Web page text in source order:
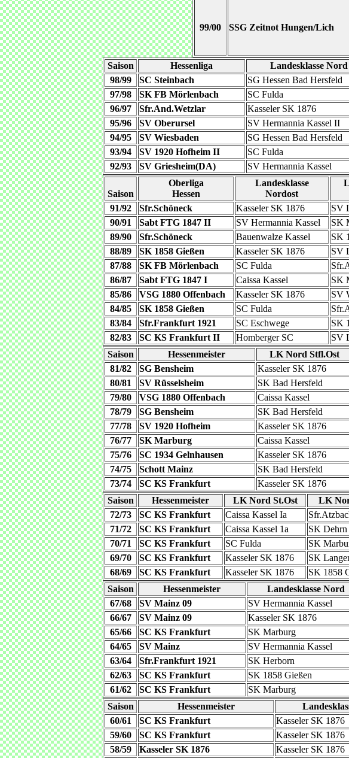
99/00 SSG Zeitnot Hungen/Lich
Saison
Hessenliga Landesklasse Nord
98/99
SC Steinbach SG Hessen Bad Hersfeld
97/98
SK FB Mörlenbach SC Fulda
96/97
Sfr.And.Wetzlar Kasseler SK 1876
95/96
SV Oberursel SV Hermannia Kassel II
94/95
SV Wiesbaden SG Hessen Bad Hersfeld
93/94
SV 1920 Hofheim II SC Fulda
92/93
SV Griesheim(DA) SV Hermannia Kassel
Saison
Oberliga
Hessen
Landesklasse
Nordost
91/92
Sfr.Schöneck Kasseler SK 1876 SV
90/91
Sabt FTG 1847 II SV Hermannia Kassel SK
89/90
Sfr.Schöneck Bauenwalze Kassel SK
88/89
SK 1858 Gießen Kasseler SK 1876 SV
87/88
SK FB Mörlenbach SC Fulda
86/87
Sabt FTG 1847 I Caissa Kassel SK
85/86
VSG 1880 Offenbach Kasseler SK 1876 SV
84/85
SK 1858 Gießen SC Fulda
83/84
Sfr.Frankfurt 1921 SC Eschwege SK
82/83
SC KS Frankfurt II Homberger SC SV
Saison
Hessenmeister LK Nord Stfl.Ost
81/82
SG Bensheim Kasseler SK 1876
80/81
SV Rüsselsheim SK Bad Hersfeld
79/80
VSG 1880 Offenbach Caissa Kassel
78/79
SG Bensheim SK Bad Hersfeld
77/78
SV 1920 Hofheim Kasseler SK 1876
76/77
SK Marburg Caissa Kassel
75/76
SC 1934 Gelnhausen Kasseler SK 1876
74/75
Schott Mainz SK Bad Hersfeld
73/74
SC KS Frankfurt Kasseler SK 1876
Saison
Hessenmeister LK Nord St.Ost LK
72/73
SC KS Frankfurt Caissa Kassel Ia
71/72
SC KS Frankfurt Caissa Kassel 1a SK Dehrn
70/71
SC KS Frankfurt SC Fulda SK
69/70
SC KS Frankfurt Kasseler SK 1876 SK
68/69
SC KS Frankfurt Kasseler SK 1876 SK 1858
Saison
Hessenmeister Landesklasse Nord
67/68
SV Mainz 09 SV Hermannia Kassel
66/67
SV Mainz 09 Kasseler SK 1876
65/66
SC KS Frankfurt SK Marburg
64/65
SV Mainz SV Hermannia Kassel
63/64
Sfr.Frankfurt 1921 SK Herborn
62/63
SC KS Frankfurt SK 1858 Gießen
61/62
SC KS Frankfurt SK Marburg
Saison
Hessenmeister
60/61
SC KS Frankfurt Kasseler SK 1876
59/60
SC KS Frankfurt Kasseler SK 1876
58/59
Kasseler SK 1876 Kasseler SK 1876